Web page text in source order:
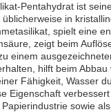
Pentahydrat ist
in
spielt eine
zeigt beim
einem
hilft beim
Fähigkeit, Wasser
Eigenschaft
sowie